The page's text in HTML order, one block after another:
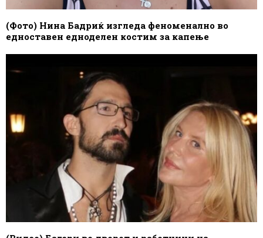
(Фото) Нина Бадриќ изгледа феноменално во
едноставен едноделен костим за капење